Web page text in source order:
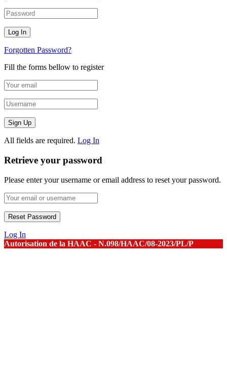
Forgotten Password?
Fill the forms bellow to register
All fields are required. Log In
Retrieve your password
Please enter your username or email address to reset your password.
Log In
Autorisation de la HAAC - N.098/HAAC/08-2023/PL/P